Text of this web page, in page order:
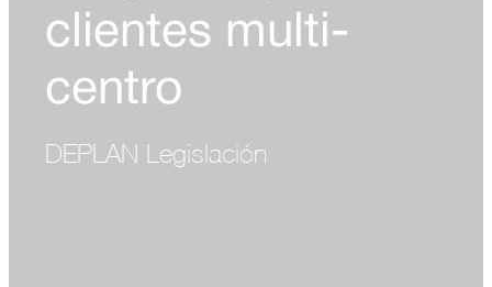
clientes multi-
centro
DEPLAN Legislación